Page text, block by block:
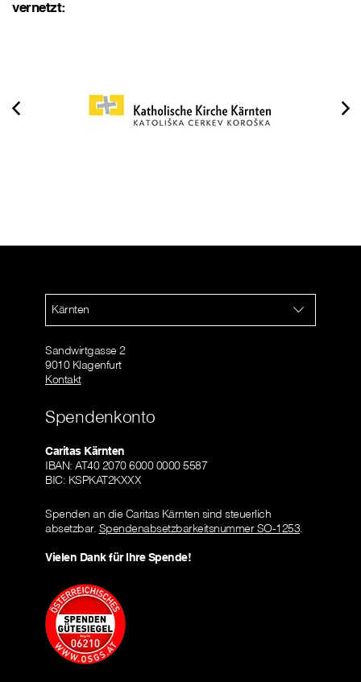
vernetzt:
Kärnten
Sandwirtgasse 2
9010 Klagenfurt
Kontakt
Spendenkonto
Caritas Kärnten
IBAN: AT40 2070 6000 0000 5587
BIC: KSPKAT2KXXX
Spenden an die Caritas Kärnten sind steuerlich
absetzbar. Spendenabsetzbarkeitsnummer SO-1253.
Vielen Dank für Ihre Spende!